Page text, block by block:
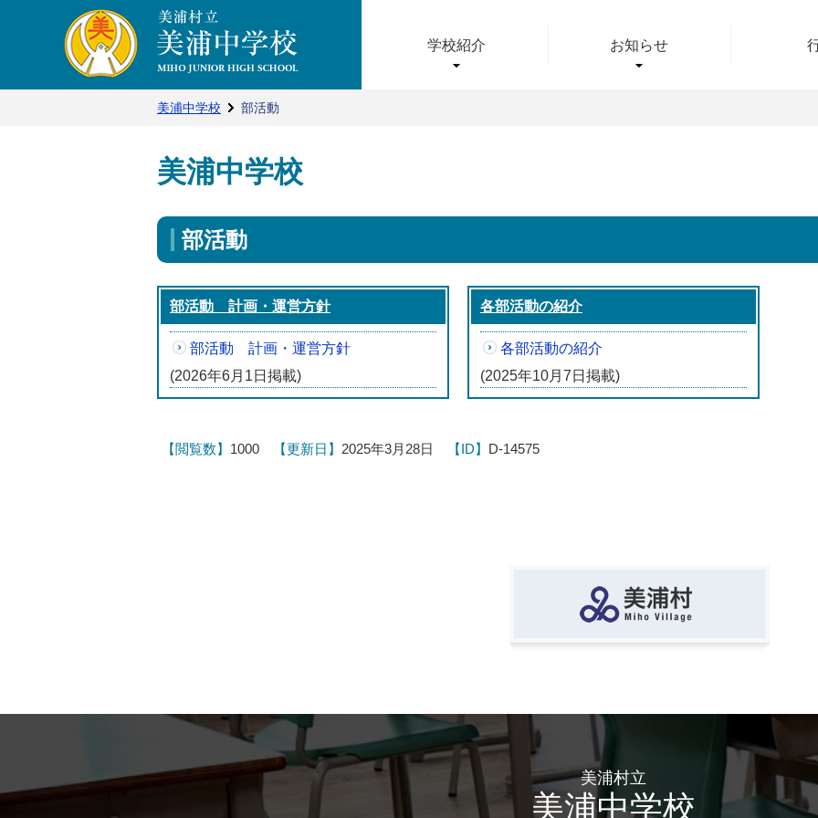
学校紹介
お知らせ
美浦中学校 部活動
美浦中学校
部活動
部活動 計画・運営方針
部活動 計画・運営方針
(2026年6月1日掲載)
各部活動の紹介
各部活動の紹介
(2025年10月7日掲載)
【閲覧数】 1000 【更新日】 2025年3月28日 【ID】 D-14575
美浦村立
美浦中学校